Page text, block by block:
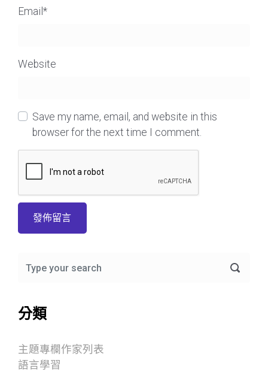
Email *
Website
Save my name, email, and website in this
browser for the next time I comment.
分類
主題專欄作家列表
語言學習